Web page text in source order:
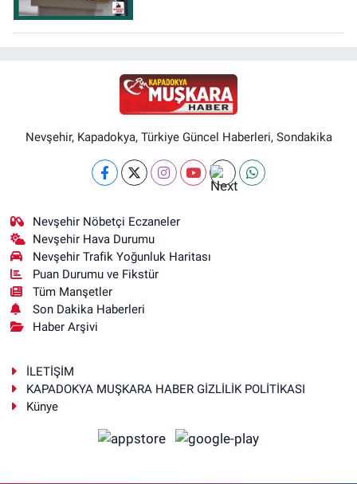
Nevşehir, Kapadokya, Türkiye Güncel Haberleri, Sondakika
Nevşehir Nöbetçi Eczaneler
Nevşehir Hava Durumu
Nevşehir Trafik Yoğunluk Haritası
Puan Durumu ve Fikstür
Tüm Manşetler
Son Dakika Haberleri
Haber Arşivi
İLETİŞİM
KAPADOKYA MUŞKARA HABER GİZLİLİK POLİTİKASI
Künye